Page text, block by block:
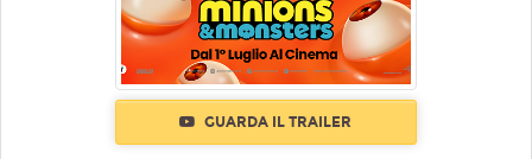
GUARDA IL TRAILER